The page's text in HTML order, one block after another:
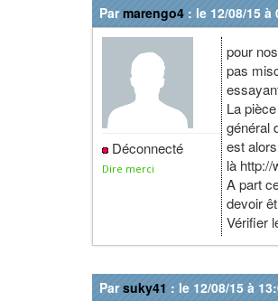
Parmarengo4 : le 12/08/15 à
Déconnecté
Dire merci
pour
pas
La
général
est
là
A part
devoir
Vérifier
Parsuky41 : le 12/08/15 à